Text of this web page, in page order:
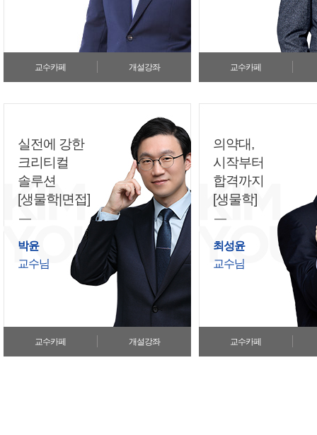
교수카페 개설강좌 교수카페
실전에 강한
크리티컬
솔루션
[생물학|면접]
박윤
교수님
교수카페 개설강좌
의약대,
시작부터
합격까지
[생물학]
최성윤
교수님
교수카페